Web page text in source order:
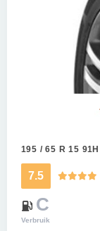
195 / 65 R 15 91H
7.5
C
Verbruik